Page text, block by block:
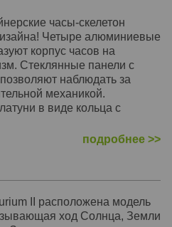
часы-скелетон
Четыре алюминиевые
корпус часов на
Стеклянные панели с
наблюдать за
механикой.
в виде кольца с
подробнее >>
II расположена модель
ход Солнца, Земли